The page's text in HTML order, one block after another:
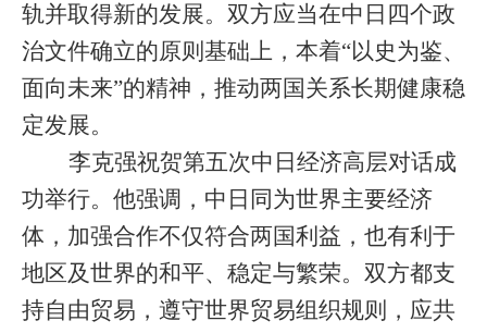
轨并取得新的发展。双方应当在中日四个政
治文件确立的原则基础上，本着“以史为鉴、
面向未来”的精神，推动两国关系长期健康稳
定发展。
李克强祝贺第五次中日经济高层对话成
功举行。他强调，中日同为世界主要经济
体，加强合作不仅符合两国利益，也有利于
地区及世界的和平、稳定与繁荣。双方都支
持自由贸易，遵守世界贸易组织规则，应共